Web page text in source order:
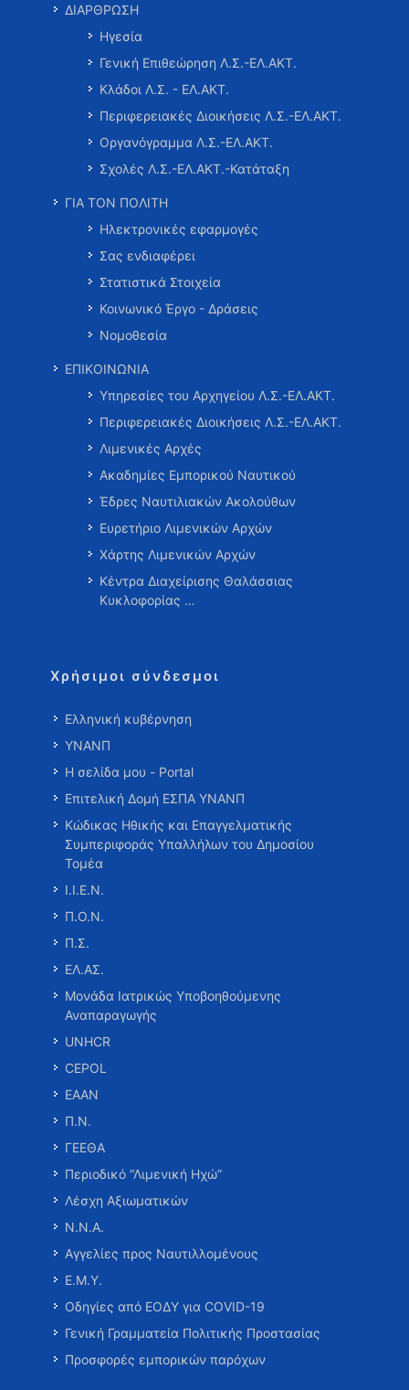
ΔΙΑΡΘΡΩΣΗ
Ηγεσία
Γενική Επιθεώρηση Λ.Σ.-ΕΛ.ΑΚΤ.
Κλάδοι Λ.Σ. - ΕΛ.ΑΚΤ.
Περιφερειακές Διοικήσεις Λ.Σ.-ΕΛ.ΑΚΤ.
Οργανόγραμμα Λ.Σ.-ΕΛ.ΑΚΤ.
Σχολές Λ.Σ.-ΕΛ.ΑΚΤ.-Κατάταξη
ΓΙΑ ΤΟΝ ΠΟΛΙΤΗ
Ηλεκτρονικές εφαρμογές
Σας ενδιαφέρει
Στατιστικά Στοιχεία
Κοινωνικό Έργο - Δράσεις
Νομοθεσία
ΕΠΙΚΟΙΝΩΝΙΑ
Υπηρεσίες του Αρχηγείου Λ.Σ.-ΕΛ.ΑΚΤ.
Περιφερειακές Διοικήσεις Λ.Σ.-ΕΛ.ΑΚΤ.
Λιμενικές Αρχές
Ακαδημίες Εμπορικού Ναυτικού
Έδρες Ναυτιλιακών Ακολούθων
Ευρετήριο Λιμενικών Αρχών
Χάρτης Λιμενικών Αρχών
Κέντρα Διαχείρισης Θαλάσσιας
Κυκλοφορίας …
Χρήσιμοι σύνδεσμοι
Ελληνική κυβέρνηση
ΥΝΑΝΠ
Η σελίδα μου - Portal
Επιτελική Δομή ΕΣΠΑ ΥΝΑΝΠ
Κώδικας Ηθικής και Επαγγελματικής
Συμπεριφοράς Υπαλλήλων του Δημοσίου
Τομέα
Ι.Ι.Ε.Ν.
Π.Ο.Ν.
Π.Σ.
ΕΛ.ΑΣ.
Μονάδα Ιατρικώς Υποβοηθούμενης
Αναπαραγωγής
UNHCR
CEPOL
ΕΑΑΝ
Π.Ν.
ΓΕΕΘΑ
Περιοδικό “Λιμενική Ηχώ”
Λέσχη Αξιωματικών
Ν.Ν.Α.
Αγγελίες προς Ναυτιλλομένους
Ε.Μ.Υ.
Οδηγίες από ΕΟΔΥ για COVID-19
Γενική Γραμματεία Πολιτικής Προστασίας
Προσφορές εμπορικών παρόχων